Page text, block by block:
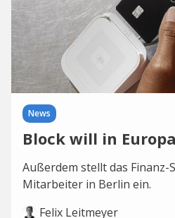
News
Block will in
Außerdem stellt das Finanz-
Mitarbeiter in Berlin ein.
Felix Leitmeyer